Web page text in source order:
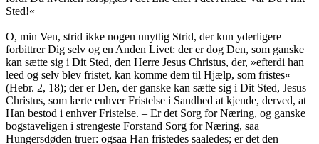
Sted!«
O, min Ven, strid ikke nogen unyttig Strid, der kun yderligere
forbittrer Dig selv og en Anden Livet: der er dog Den, som ganske
kan sætte sig i Dit Sted, den Herre Jesus Christus, der, »efterdi han
leed og selv blev fristet, kan komme dem til Hjælp, som fristes«
(Hebr. 2, 18); der er Den, der ganske kan sætte sig i Dit Sted, Jesus
Christus, som lærte enhver Fristelse i Sandhed at kjende, derved, at
Han bestod i enhver Fristelse. – Er det Sorg for Næring, og ganske
bogstaveligen i strengeste Forstand Sorg for Næring, saa
Hungersdøden truer: ogsaa Han fristedes saaledes; er det den